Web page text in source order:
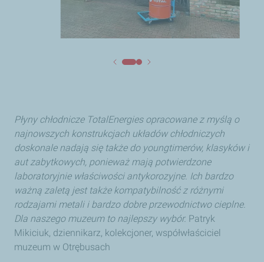
Płyny chłodnicze TotalEnergies opracowane z myślą o
najnowszych konstrukcjach układów chłodniczych
doskonale nadają się także do youngtimerów, klasyków i
aut zabytkowych, ponieważ mają potwierdzone
laboratoryjnie właściwości antykorozyjne. Ich bardzo
ważną zaletą jest także kompatybilność z różnymi
rodzajami metali i bardzo dobre przewodnictwo cieplne.
Dla naszego muzeum to najlepszy wybór. Patryk
Mikiciuk, dziennikarz, kolekcjoner, współwłaściciel
muzeum w Otrębusach